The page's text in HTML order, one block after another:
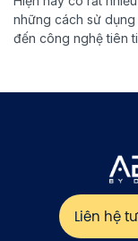
những cách sử
đến công nghệ tiên
Liên hệ